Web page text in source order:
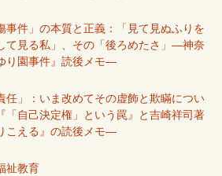
事件」の本質と正義：「見て見ぬふりを
て見る私」、その「後ろめたさ」―神奈
り園事件』読後メモ―
任」：いま改めてその虚飾と欺瞞につい
自己決定権」という罠』と吉崎祥司著
こえる』の読後メモ―
祉教育